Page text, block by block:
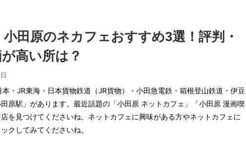
小田原のネカフェおすすめ3選！評判・
高い所は？
・JR東海・日本貨物鉄道（JR貨物）・小田急電鉄・箱根登山鉄道・伊豆
原駅」があります。最近話題の「小田原 ネットカフェ」「小田原 漫画喫
を見つけてくださいね。ネットカフェに興味がある方やネットカフェに
クしてみてくださいね。